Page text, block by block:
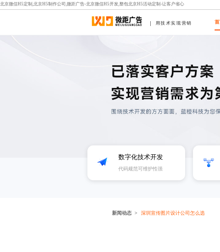
北京微信H5定制,北京H5制作公司,微距广告-北京微信H5开发,整包北京H5活动定制-让客户省心
用技术实现营销
数字化技术开发
代码规范可维护性强
新闻动态 深圳宣传图片设计公司怎么选